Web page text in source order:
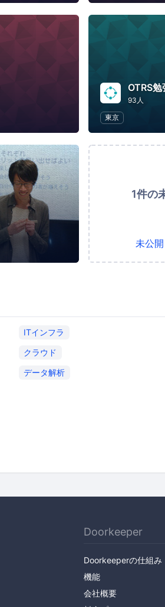
OTRS勉
93人
東京
1件の
未公
ITインフラ
クラウド
データ解析
Doorkeeper
Doorkeeperの仕組み
機能
会社概要